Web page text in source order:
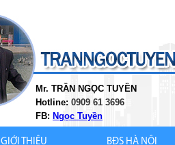
Mr. TRẦN NGỌC TUYỀN
Hotline: 0909 61 3696
FB: Ngọc Tuyền
GIỚI THIỆU BĐS HÀ NỘI